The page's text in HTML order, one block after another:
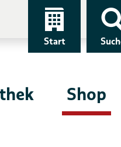
Start
Shop